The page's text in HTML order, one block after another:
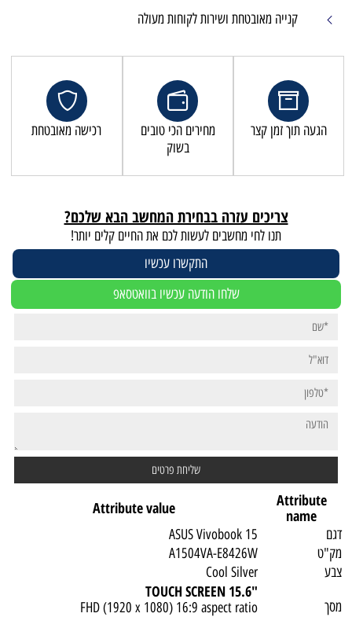
קנייה מאובטחת ושירות לקוחות מעולה
הגעה תוך זמן קצר
מחירים הכי טובים
בשוק
רכישה מאובטחת
צריכים עזרה בבחירת המחשב הבא שלכם?
תנו לחי מחשבים לעשות לכם את החיים קלים יותר!
התקשרו עכשיו
שלחו הודעה עכשיו בוואטסאפ
Attribute
name
Attribute value
דגם
ASUS Vivobook 15
מק"ט
A1504VA-E8426W
צבע
Cool Silver
מסך
"15.6 TOUCH SCREEN
FHD (1920 x 1080) 16:9 aspect ratio